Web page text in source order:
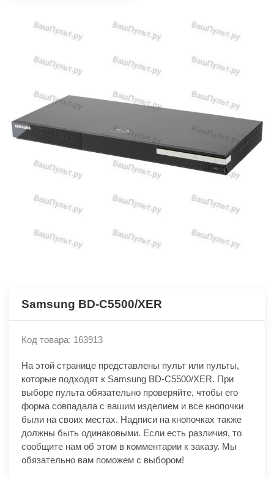
Samsung BD-C5500/XER
Код товара: 163913
На этой странице представлены пульт или пульты,
которые подходят к Samsung BD-C5500/XER. При
выборе пульта обязательно проверяйте, чтобы его
форма совпадала с вашим изделием и все кнопочки
были на своих местах. Надписи на кнопочках также
должны быть одинаковыми. Если есть различия, то
сообщите нам об этом в комментарии к заказу. Мы
обязательно вам поможем с выбором!